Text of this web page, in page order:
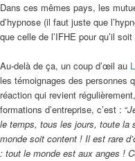
Dans ces mêmes pays, les
d’hypnose (il faut juste que
que celle de l’IFHE pour qu’il soit
Au-delà de ça, un coup d’œil au
les témoignages des personnes
réaction qui revient
formations d’entreprise, c’est : “
le temps, tous les jours, toute la
monde soit content ! Il est rare
: tout le monde est aux anges !